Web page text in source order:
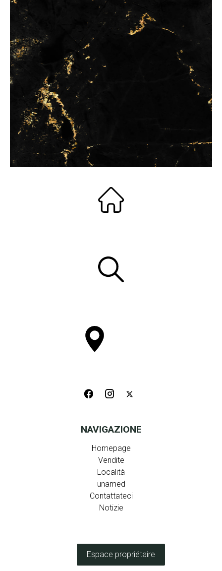
NAVIGAZIONE
Homepage
Vendite
Località
unamed
Contattateci
Notizie
Espace propriétaire